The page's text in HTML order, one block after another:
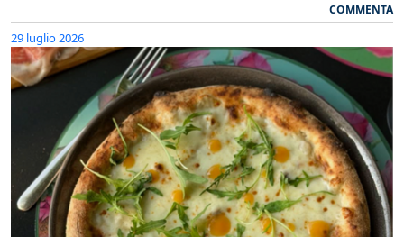
COMMENTA
29 luglio 2026